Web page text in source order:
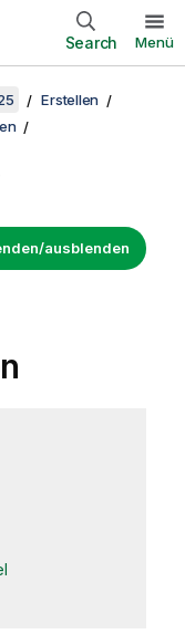
Search Menü
Erstellen
ausblenden